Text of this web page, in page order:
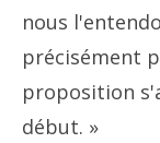
nous
précisément
proposition
début. »